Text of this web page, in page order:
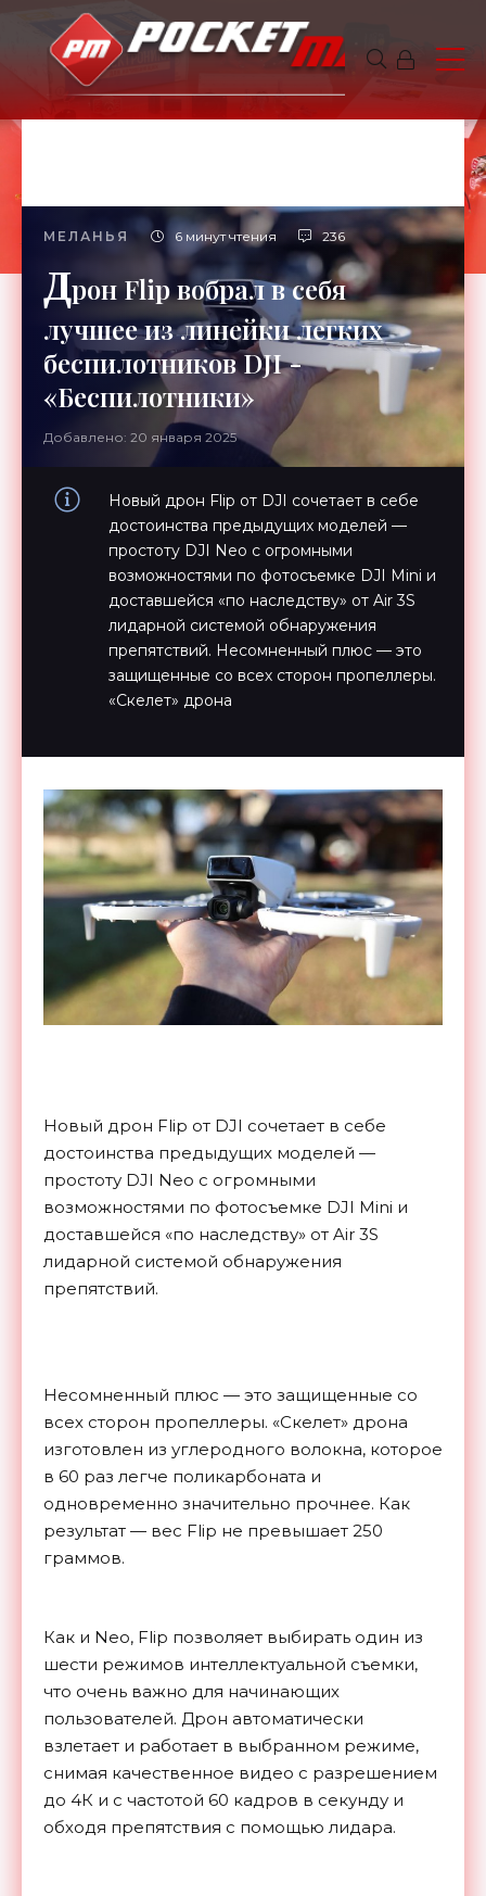
МЕЛАНЬЯ 6 минут чтения 236
Дрон Flip вобрал в себя
лучшее из линейки легких
беспилотников DJI -
«Беспилотники»
Добавлено: 20 января 2025
Новый дрон Flip от DJI сочетает в себе
достоинства предыдущих моделей —
простоту DJI Neo c огромными
возможностями по фотосъемке DJI Mini и
доставшейся «по наследству» от Air 3S
лидарной системой обнаружения
препятствий. Несомненный плюс — это
защищенные со всех сторон пропеллеры.
«Скелет» дрона
Новый дрон Flip от DJI сочетает в себе
достоинства предыдущих моделей —
простоту DJI Neo c огромными
возможностями по фотосъемке DJI Mini и
доставшейся «по наследству» от Air 3S
лидарной системой обнаружения
препятствий.
Несомненный плюс — это защищенные со
всех сторон пропеллеры. «Скелет» дрона
изготовлен из углеродного волокна, которое
в 60 раз легче поликарбоната и
одновременно значительно прочнее. Как
результат — вес Flip не превышает 250
граммов.
Как и Neo, Flip позволяет выбирать один из
шести режимов интеллектуальной съемки,
что очень важно для начинающих
пользователей. Дрон автоматически
взлетает и работает в выбранном режиме,
снимая качественное видео с разрешением
до 4К и с частотой 60 кадров в секунду и
обходя препятствия с помощью лидара.